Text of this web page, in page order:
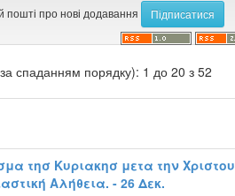
про нові додавання
спаданням порядку): 1 до 20 з 52
τησ Κυριακησ μετα την Χριστου
Αλήθεια. - 26 Δεκ.